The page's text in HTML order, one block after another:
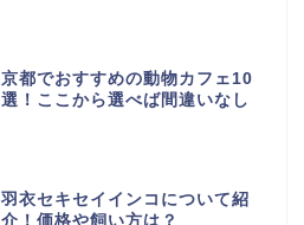
京都でおすすめの動物カフェ10
選！ここから選べば間違いなし
羽衣セキセイインコについて紹
介！価格や飼い方は？